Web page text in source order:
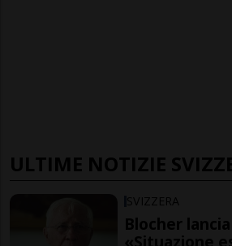
ULTIME NOTIZIE
SVIZZERA
Blocher
«Situazione